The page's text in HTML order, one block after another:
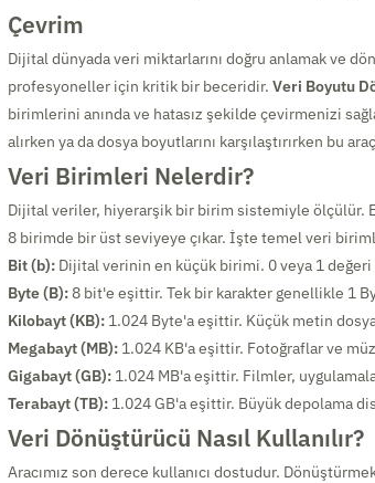
Çevrim
Dijital dünyada veri miktarlarını doğru anlamak ve
profesyoneller için kritik bir beceridir. Veri Boyutu
birimlerini anında ve hatasız şekilde çevirmenizi
alırken ya da dosya boyutlarını karşılaştırırken bu
Veri Birimleri Nelerdir?
Dijital veriler, hiyerarşik bir birim sistemiyle ölçülür.
8 birimde bir üst seviyeye çıkar. İşte temel veri
Bit (b): Dijital verinin en küçük birimi. 0 veya 1 değeri
Byte (B): 8 bit'e eşittir. Tek bir karakter genellikle 1
Kilobayt (KB): 1.024 Byte'a eşittir. Küçük metin
Megabayt (MB): 1.024 KB'a eşittir. Fotoğraflar ve
Gigabayt (GB): 1.024 MB'a eşittir. Filmler,
Terabayt (TB): 1.024 GB'a eşittir. Büyük depolama
Veri Dönüştürücü Nasıl Kullanılır?
Aracımız son derece kullanıcı dostudur.